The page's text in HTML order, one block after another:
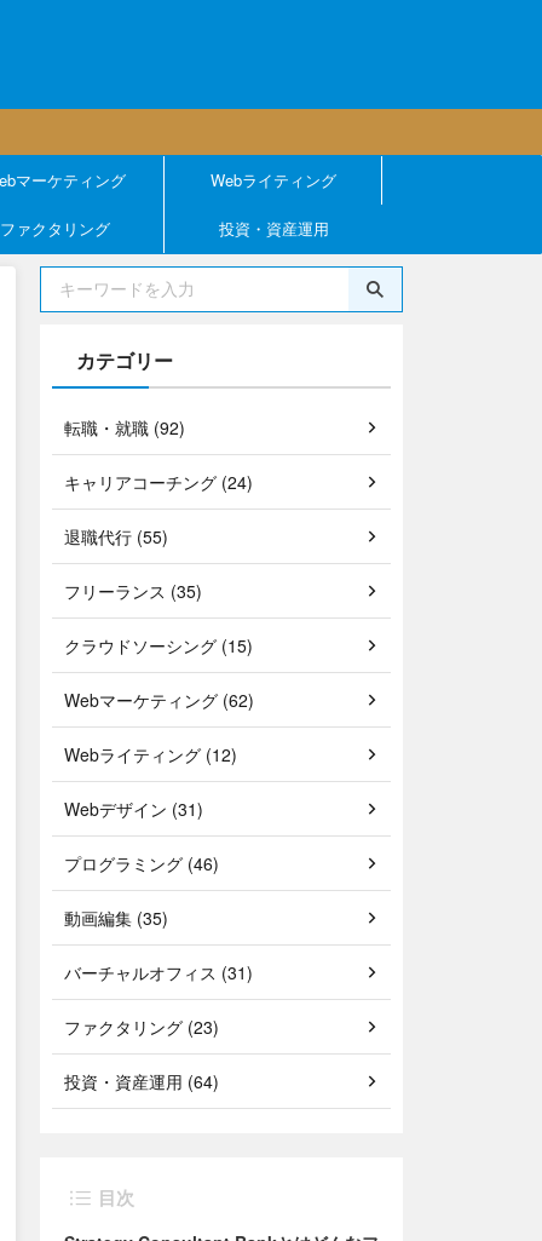
マーケティング Webライティング
ファクタリング 投資・資産運用
カテゴリー
転職・就職 (92)
キャリアコーチング (24)
退職代行 (55)
フリーランス (35)
クラウドソーシング (15)
Webマーケティング (62)
Webライティング (12)
Webデザイン (31)
プログラミング (46)
動画編集 (35)
バーチャルオフィス (31)
ファクタリング (23)
投資・資産運用 (64)
目次